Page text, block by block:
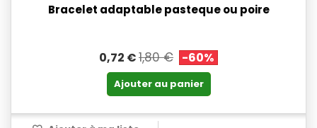
Bracelet adaptable pasteque ou poire
0,72 €1,80 € -60%
Ajouter au panier